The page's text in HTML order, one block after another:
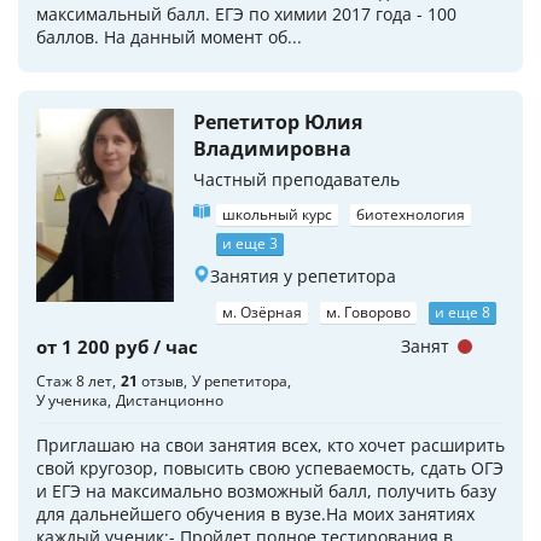
максимальный балл. ЕГЭ по химии 2017 года - 100
баллов. На данный момент об...
Репетитор Юлия
Владимировна
Частный преподаватель
школьный курс
биотехнология
и еще 3
Занятия у репетитора
м. Озёрная м. Говорово и еще 8
от 1 200 руб / час
Стаж 8 лет 21 отзыв У репетитора
У ученика Дистанционно
Приглашаю на свои занятия всех, кто хочет расширить
свой кругозор, повысить свою успеваемость, сдать ОГЭ
и ЕГЭ на максимально возможный балл, получить базу
для дальнейшего обучения в вузе.На моих занятиях
Занят